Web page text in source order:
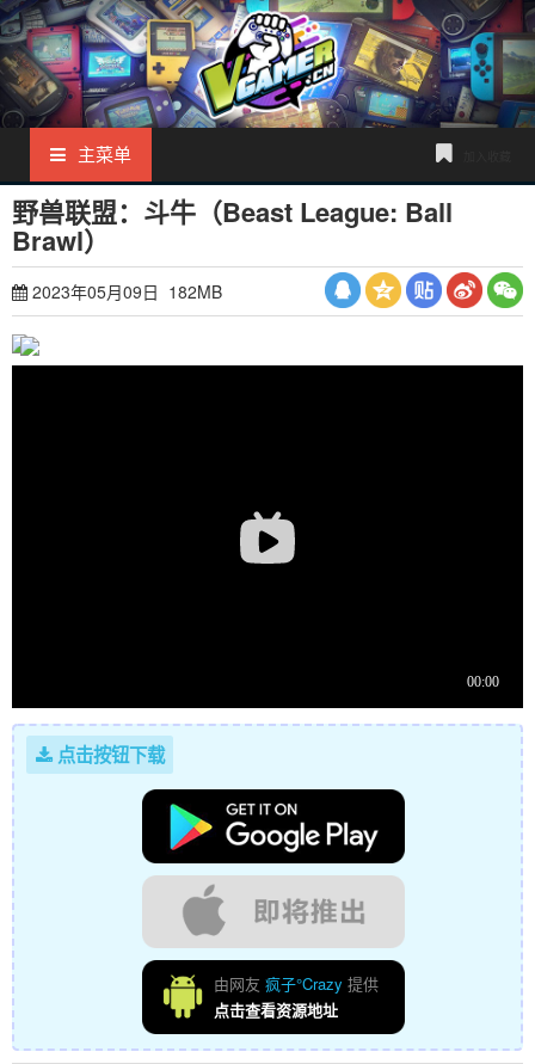
主菜单
野兽联盟：斗牛（Beast League: Ball
Brawl）
2023年05月09日 182MB
点击按钮下载
由网友 疯子°Crazy 提供
点击查看资源地址